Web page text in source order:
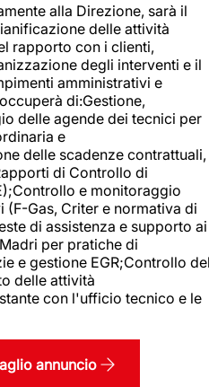
alla Direzione, sarà il
delle attività
rapporto con i clienti,
degli interventi e il
amministrativi e
di:Gestione,
delle agende dei tecnici per
e
delle scadenze contrattuali,
di Controllo di
e monitoraggio
Gas, Criter e normativa di
di assistenza e supporto ai
per pratiche di
e gestione EGR;Controllo
delle attività
con l'ufficio tecnico e le
annuncio